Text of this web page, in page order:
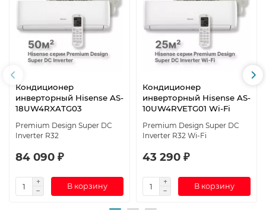
Кондиционер
инверторный Hisense AS-
18UW4RXATG03
Premium Design Super DC
Inverter R32
84 090 ₽
В корзину
Кондиционер
инверторный Hisense AS-
10UW4RVETG01 Wi-Fi
Premium Design Super DC
Inverter R32 Wi-Fi
43 290 ₽
В корзину